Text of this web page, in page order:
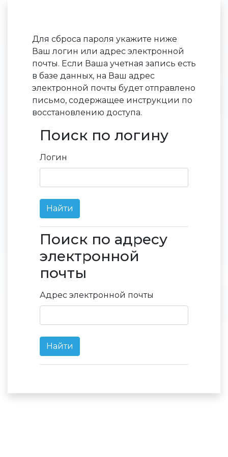
Для сброса пароля укажите ниже
Ваш логин или адрес электронной
почты. Если Ваша учетная запись есть
в базе данных, на Ваш адрес
электронной почты будет отправлено
письмо, содержащее инструкции по
восстановлению доступа.
Поиск по логину
Поиск по логину
Логин
Поиск по адресу
Поиск по адресу
электронной
почты
Адрес электронной почты